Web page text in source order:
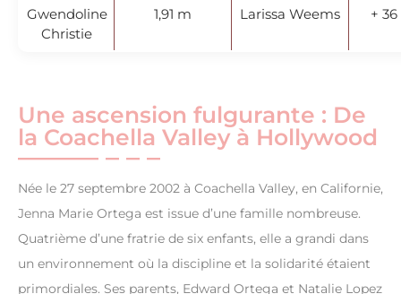
Gwendoline
Christie
1,91 m Larissa Weems +
Une ascension fulgurante : De
la Coachella Valley à Hollywood
Née le 27 septembre 2002 à Coachella Valley, en Californie,
Jenna Marie Ortega est issue d’une famille nombreuse.
Quatrième d’une fratrie de six enfants, elle a grandi dans
un environnement où la discipline et la solidarité étaient
primordiales. Ses parents, Edward Ortega et Natalie Lopez